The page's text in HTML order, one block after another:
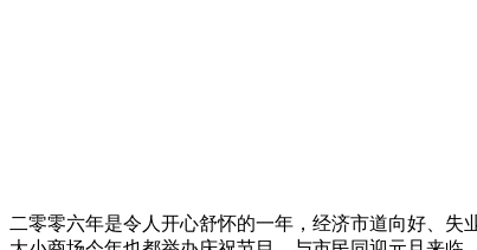
二零零六年是令人开心舒怀的一年，经济市道向好、